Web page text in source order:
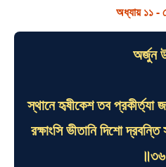
অধ্যায় ১১ -
অর্জুন
স্থানে হৃষীকেশ তব
রক্ষাংসি ভীতানি দিশো